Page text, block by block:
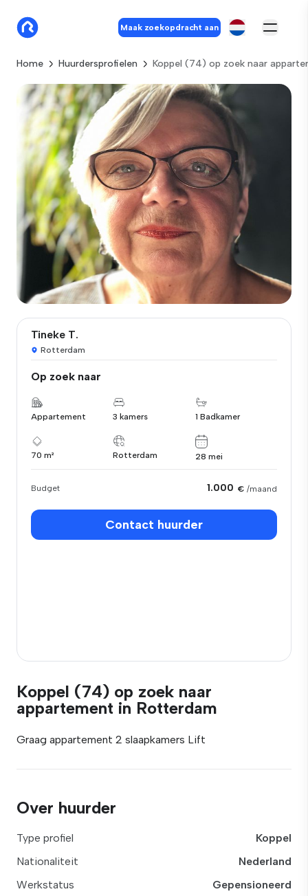
Maak zoekopdracht aan
Home Huurdersprofielen Koppel (74) op zoek naar
Tineke T.
Rotterdam
Op zoek naar
Appartement 3 kamers 1 Badkamer
70 m² Rotterdam 28 mei
Budget 1.000 € /maand
Contact huurder
Koppel (74) op zoek naar
appartement in Rotterdam
Graag appartement 2 slaapkamers Lift
Over huurder
Type profiel
Koppel
Nationaliteit
Nederland
Werkstatus
Gepensioneerd